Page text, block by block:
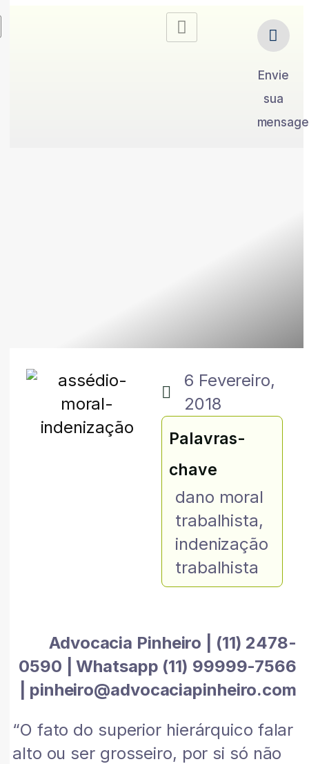
Envie
sua
6 Fevereiro,
2018
Palavras-
chave
dano moral
trabalhista,
indenização
trabalhista
Advocacia Pinheiro | (11) 2478-
0590 | Whatsapp (11) 99999-7566
| pinheiro@advocaciapinheiro.com
“O fato do superior hierárquico falar
alto ou ser grosseiro, por si só não